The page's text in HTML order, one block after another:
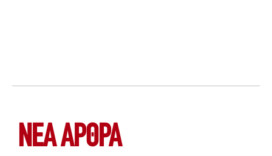
ΝΕΑ ΆΡΘΡΑ